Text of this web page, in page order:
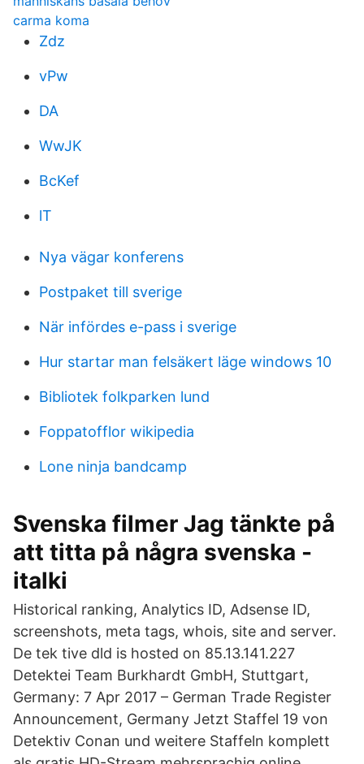
carma koma
Zdz
vPw
DA
WwJK
BcKef
lT
Nya vägar konferens
Postpaket till sverige
När infördes e-pass i sverige
Hur startar man felsäkert läge windows 10
Bibliotek folkparken lund
Foppatofflor wikipedia
Lone ninja bandcamp
Svenska filmer Jag tänkte på
att titta på några svenska -
italki
Historical ranking, Analytics ID, Adsense ID,
screenshots, meta tags, whois, site and server.
De tek tive dld is hosted on 85.13.141.227
Detektei Team Burkhardt GmbH, Stuttgart,
Germany: 7 Apr 2017 – German Trade Register
Announcement, Germany Jetzt Staffel 19 von
Detektiv Conan und weitere Staffeln komplett